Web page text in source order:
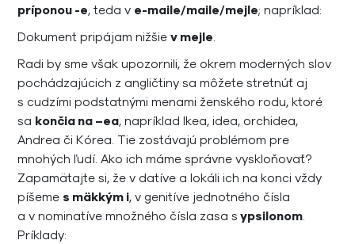
príponou -e, teda v e-maile/maile/mejle; napríklad:
Dokument pripájam nižšiev mejle.
Radi by sme však upozornili, že okrem moderných slov
pochádzajúcich z angličtiny sa môžete stretnúť aj
s cudzími podstatnými menami ženského rodu, ktoré
sa končia na –ea, napríklad Ikea, idea, orchidea,
Andrea či Kórea. Tie zostávajú problémom pre
mnohých ľudí. Ako ich máme správne vyskloňovať?
Zapamätajte si, že v datíve a lokáli ich na konci vždy
píšeme s mäkkým i, v genitíve jednotného čísla
a v nominatíve množného čísla zasa s ypsilonom.
Príklady: